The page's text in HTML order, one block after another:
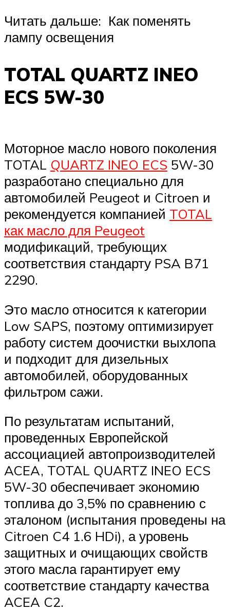
Читать дальше: Как поменять
лампу освещения
TOTAL QUARTZ INEO
ECS 5W-30
Моторное масло нового поколения
TOTAL QUARTZ INEO ECS 5W-30
разработано специально для
автомобилей Peugeot и Citroen и
рекомендуется компанией TOTAL
как масло для Peugeot
модификаций, требующих
соответствия стандарту PSA B71
2290.
Это масло относится к категории
Low SAPS, поэтому оптимизирует
работу систем доочистки выхлопа
и подходит для дизельных
автомобилей, оборудованных
фильтром сажи.
По результатам испытаний,
проведенных Европейской
ассоциацией автопроизводителей
ACEA, TOTAL QUARTZ INEO ECS
5W-30 обеспечивает экономию
топлива до 3,5% по сравнению с
эталоном (испытания проведены на
Citroen C4 1.6 HDi), а уровень
защитных и очищающих свойств
этого масла гарантирует ему
соответствие стандарту качества
ACEA C2.